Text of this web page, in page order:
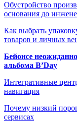
Обустройство
основания до
Как выбрать
товаров и личных
Бейонсе
альбома B’Day
Интегративные
навигация
Почему низкий
сервисах